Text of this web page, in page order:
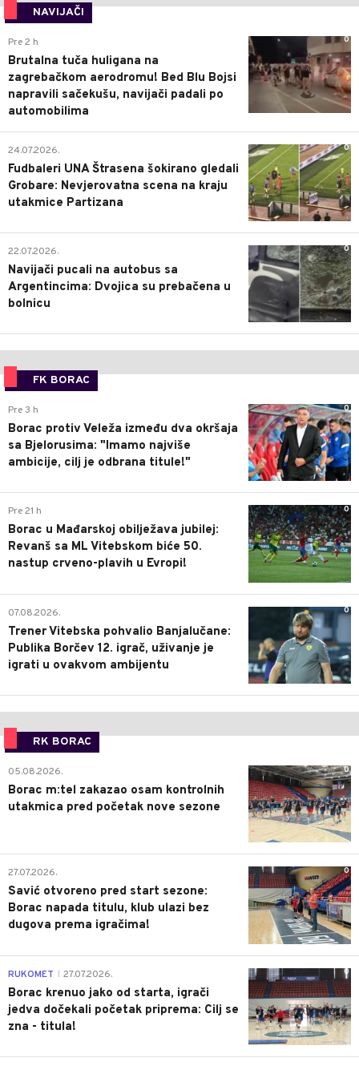
NAVIJAČI
0
Pre 2 h
Brutalna tuča huligana na
zagrebačkom aerodromu! Bed Blu Bojsi
napravili sačekušu, navijači padali po
automobilima
0
24.07.2026.
Fudbaleri UNA Štrasena šokirano gledali
Grobare: Nevjerovatna scena na kraju
utakmice Partizana
0
22.07.2026.
Navijači pucali na autobus sa
Argentincima: Dvojica su prebačena u
bolnicu
FK BORAC
0
Pre 3 h
Borac protiv Veleža između dva okršaja
sa Bjelorusima: "Imamo najviše
ambicije, cilj je odbrana titule!"
0
Pre 21 h
Borac u Mađarskoj obilježava jubilej:
Revanš sa ML Vitebskom biće 50.
nastup crveno-plavih u Evropi!
0
07.08.2026.
Trener Vitebska pohvalio Banjalučane:
Publika Borčev 12. igrač, uživanje je
igrati u ovakvom ambijentu
RK BORAC
0
05.08.2026.
Borac m:tel zakazao osam kontrolnih
utakmica pred početak nove sezone
0
27.07.2026.
Savić otvoreno pred start sezone:
Borac napada titulu, klub ulazi bez
dugova prema igračima!
0
RUKOMET 27.07.2026.
Borac krenuo jako od starta, igrači
jedva dočekali početak priprema: Cilj se
zna - titula!